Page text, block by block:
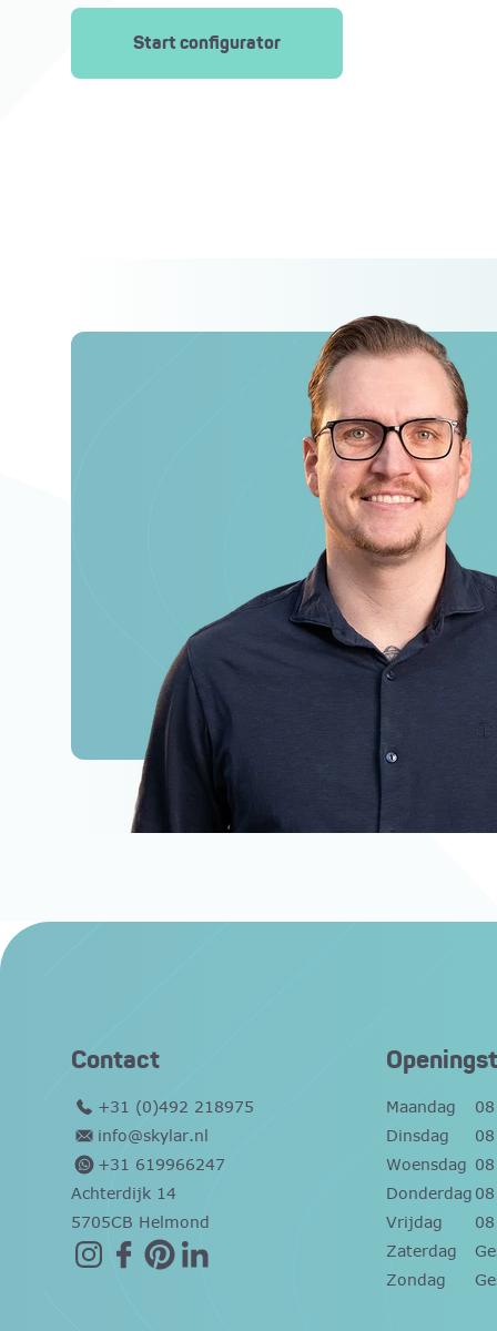
Start configurator
Contact
+31 (0)492 218975
info@skylar.nl
+31 619966247
Achterdijk 14
5705CB Helmond
Maandag
Dinsdag
Woensdag
Donderdag
Vrijdag
Zaterdag
Zondag